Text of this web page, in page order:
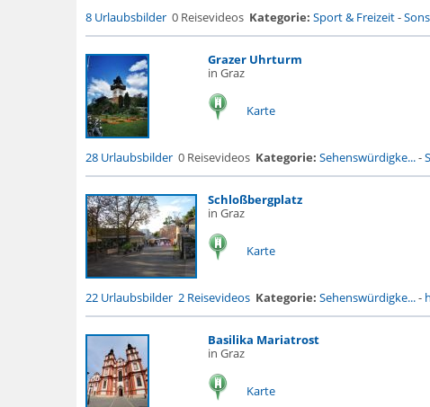
8 Urlaubsbilder 0 Reisevideos Kategorie: Sport & Freizeit-
Grazer Uhrturm
in Graz
Karte
28 Urlaubsbilder 0 Reisevideos Kategorie: Sehenswürdigke...-
Schloßbergplatz
in Graz
Karte
22 Urlaubsbilder 2 Reisevideos Kategorie: Sehenswürdigke...-
Basilika Mariatrost
in Graz
Karte